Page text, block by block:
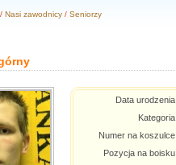
/ Nasi zawodnicy/ Seniorzy
Data urodzenia
Kategoria
Numer na koszulce
Pozycja na boisku